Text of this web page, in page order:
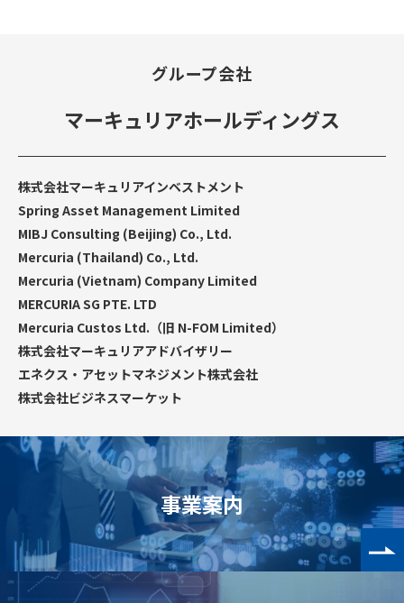
グループ会社
マーキュリアホールディングス
株式会社マーキュリアインベストメント
Spring Asset Management Limited
MIBJ Consulting (Beijing) Co., Ltd.
Mercuria (Thailand) Co., Ltd.
Mercuria (Vietnam) Company Limited
MERCURIA SG PTE. LTD
Mercuria Custos Ltd.（旧 N-FOM Limited）
株式会社マーキュリアアドバイザリー
エネクス・アセットマネジメント株式会社
株式会社ビジネスマーケット
事業案内